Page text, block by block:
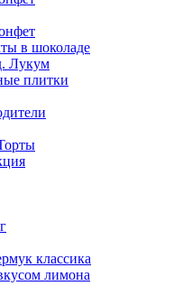
в шоколаде
Лукум
плитки
классика
лимона